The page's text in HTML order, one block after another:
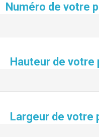
Numéro de votre
Hauteur de votre
Largeur de votre